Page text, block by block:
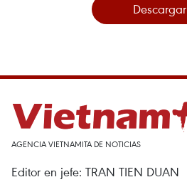
Descargar
AGENCIA VIETNAMITA DE NOTICIAS
Editor en jefe: TRAN TIEN DUAN